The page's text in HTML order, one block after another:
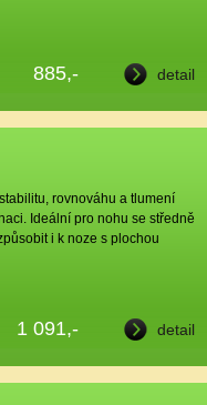
885,- detail
rovnováhu a tlumení
Ideální pro nohu se středně
i k noze s plochou
1 091,- detail